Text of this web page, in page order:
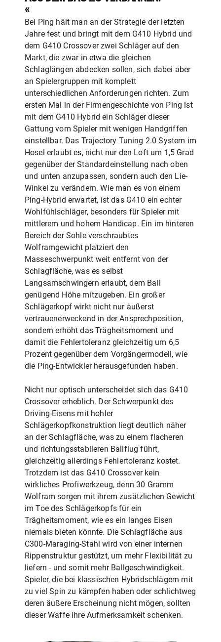
«
Bei Ping hält man an der Strategie der letzten
Jahre fest und bringt mit dem G410 Hybrid und
dem G410 Crossover zwei Schläger auf den
Markt, die zwar in etwa die gleichen
Schlaglängen abdecken sollen, sich dabei aber
an Spielergruppen mit komplett
unterschiedlichen Anforderungen richten. Zum
ersten Mal in der Firmengeschichte von Ping ist
mit dem G410 Hybrid ein Schläger dieser
Gattung vom Spieler mit wenigen Handgriffen
einstellbar. Das Trajectory Tuning 2.0 System im
Hosel erlaubt es, nicht nur den Loft um 1,5 Grad
gegenüber der Standardeinstellung nach oben
und unten anzupassen, sondern auch den Lie-
Winkel zu verändern. Wie man es von einem
Ping-Hybrid erwartet, ist das G410 ein echter
Wohlfühlschläger, besonders für Spieler mit
mittlerem und hohem Handicap. Ein im hinteren
Bereich der Sohle verschraubtes
Wolframgewicht platziert den
Masseschwerpunkt weit entfernt von der
Schlagfläche, was es selbst
Langsamschwingern erlaubt, dem Ball
genügend Höhe mitzugeben. Ein großer
Schlägerkopf wirkt nicht nur äußerst
vertrauenerweckend in der Ansprechposition,
sondern erhöht das Trägheitsmoment und
damit die Fehlertoleranz gleichzeitig um 6,5
Prozent gegenüber dem Vorgängermodell, wie
die Ping-Entwickler herausgefunden haben.
Nicht nur optisch unterscheidet sich das G410
Crossover erheblich. Der Schwerpunkt des
Driving-Eisens mit hohler
Schlägerkopfkonstruktion liegt deutlich näher
an der Schlagfläche, was zu einem flacheren
und richtungsstabileren Ballflug führt,
gleichzeitig allerdings Fehlertoleranz kostet.
Trotzdem ist das G410 Crossover kein
wirkliches Profiwerkzeug, denn 30 Gramm
Wolfram sorgen mit ihrem zusätzlichen Gewicht
im Toe des Schlägerkopfs für ein
Trägheitsmoment, wie es ein langes Eisen
niemals bieten könnte. Die Schlagfläche aus
C300-Maraging-Stahl wird von einer internen
Rippenstruktur gestützt, um mehr Flexibilität zu
liefern - und somit mehr Ballgeschwindigkeit.
Spieler, die bei klassischen Hybridschlägern mit
zu viel Spin zu kämpfen haben oder schlichtweg
deren äußere Erscheinung nicht mögen, sollten
dieser Waffe ihre Aufmerksamkeit schenken.